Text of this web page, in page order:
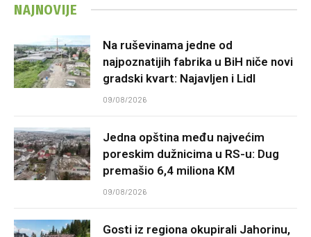
NAJNOVIJE
Na ruševinama jedne od
najpoznatijih fabrika u BiH niče novi
gradski kvart: Najavljen i Lidl
09/08/2026
Jedna opština među najvećim
poreskim dužnicima u RS-u: Dug
premašio 6,4 miliona KM
09/08/2026
Gosti iz regiona okupirali Jahorinu,